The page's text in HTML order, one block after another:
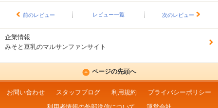
前のレビュー レビュー一覧 次のレビュー
企業情報
みそと豆乳のマルサンファンサイト
ページの先頭へ
お問い合わせ スタッフブログ 利用規約
プライバシーポリシー